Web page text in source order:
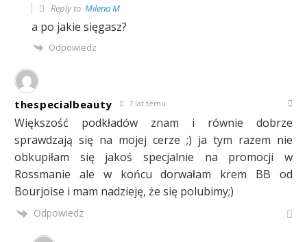
Reply to Milena M
a po jakie sięgasz?
Odpowiedz
thespecialbeauty 7 lat temu
Większość podkładów znam i równie dobrze
sprawdzają się na mojej cerze ;) ja tym razem nie
obkupiłam się jakoś specjalnie na promocji w
Rossmanie ale w końcu dorwałam krem BB od
Bourjoise i mam nadzieję, że się polubimy;)
Odpowiedz